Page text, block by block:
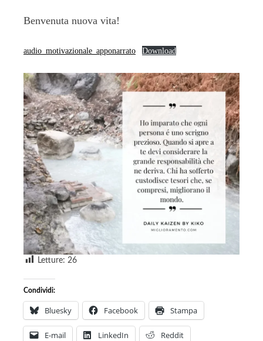
Benvenuta nuova vita!
audio_motivazionale_apponarrato Download
Letture: 26
Condividi:
Bluesky Facebook Stampa
E-mail LinkedIn Reddit